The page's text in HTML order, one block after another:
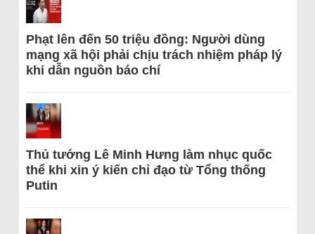
Phạt lên đến 50 triệu đồng: Người dùng
mạng xã hội phải chịu trách nhiệm pháp lý
khi dẫn nguồn báo chí
Thủ tướng Lê Minh Hưng làm nhục quốc
thể khi xin ý kiến chỉ đạo từ Tổng thống
Putin